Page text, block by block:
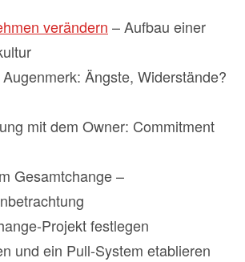
verändern – Aufbau einer
Ängste, Widerstände?
mit dem Owner: Commitment
Gesamtchange –
Projekt festlegen
und ein Pull-System etablieren